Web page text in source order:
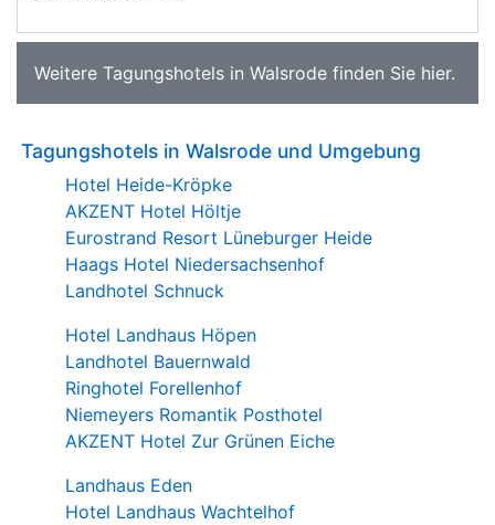
Weitere Tagungshotels in Walsrode finden Sie hier.
Tagungshotels in Walsrode und Umgebung
Hotel Heide-Kröpke
AKZENT Hotel Höltje
Eurostrand Resort Lüneburger Heide
Haags Hotel Niedersachsenhof
Landhotel Schnuck
Hotel Landhaus Höpen
Landhotel Bauernwald
Ringhotel Forellenhof
Niemeyers Romantik Posthotel
AKZENT Hotel Zur Grünen Eiche
Landhaus Eden
Hotel Landhaus Wachtelhof